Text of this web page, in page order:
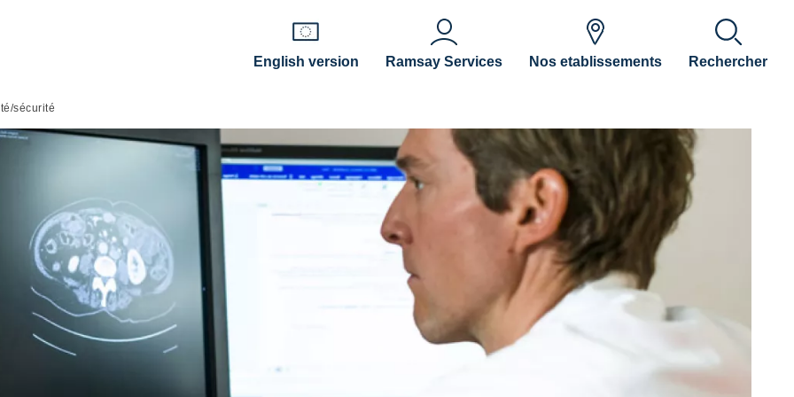
English version
Ramsay Services Nos etablissements Rechercher
sécurité